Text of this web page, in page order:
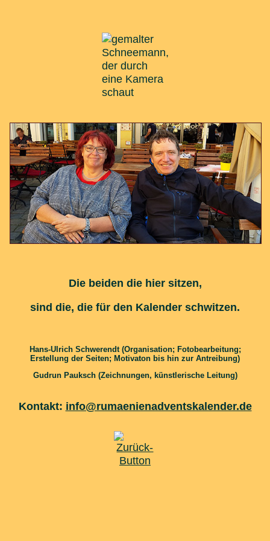
Die beiden die hier sitzen,
sind die, die für den Kalender schwitzen.
Hans-Ulrich Schwerendt (Organisation; Fotobearbeitung;
Erstellung der Seiten; Motivaton bis hin zur Antreibung)
Gudrun Pauksch (Zeichnungen, künstlerische Leitung)
Kontakt: info@rumaenienadventskalender.de